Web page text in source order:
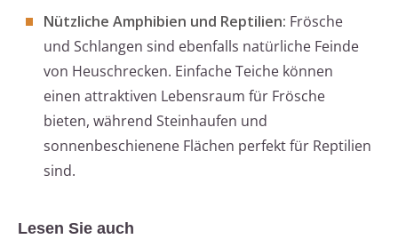
Nützliche Amphibien und Reptilien: Frösche
und Schlangen sind ebenfalls natürliche Feinde
von Heuschrecken. Einfache Teiche können
einen attraktiven Lebensraum für Frösche
bieten, während Steinhaufen und
sonnenbeschienene Flächen perfekt für Reptilien
sind.
Lesen Sie auch